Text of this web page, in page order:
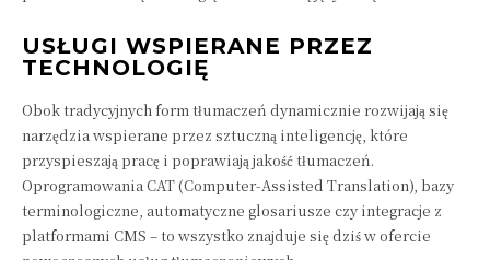
USŁUGI WSPIERANE PRZEZ
TECHNOLOGIĘ
Obok tradycyjnych form tłumaczeń dynamicznie rozwijają się
narzędzia wspierane przez sztuczną inteligencję, które
przyspieszają pracę i poprawiają jakość tłumaczeń.
Oprogramowania CAT (Computer-Assisted Translation), bazy
terminologiczne, automatyczne glosariusze czy integracje z
platformami CMS – to wszystko znajduje się dziś w ofercie